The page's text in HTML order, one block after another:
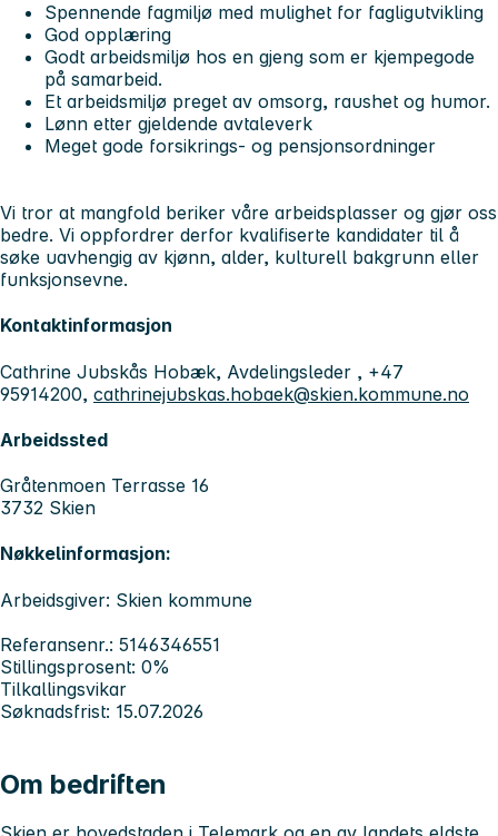
Spennende fagmiljø med mulighet for fagligutvikling
God opplæring
Godt arbeidsmiljø hos en gjeng som er kjempegode
på samarbeid.
Et arbeidsmiljø preget av omsorg, raushet og humor.
Lønn etter gjeldende avtaleverk
Meget gode forsikrings- og pensjonsordninger
Vi tror at mangfold beriker våre arbeidsplasser og gjør oss
bedre. Vi oppfordrer derfor kvalifiserte kandidater til å
søke uavhengig av kjønn, alder, kulturell bakgrunn eller
funksjonsevne.
Kontaktinformasjon
Cathrine Jubskås Hobæk, Avdelingsleder , +47
95914200, cathrinejubskas.hobaek@skien.kommune.no
Arbeidssted
Gråtenmoen Terrasse 16
3732 Skien
Nøkkelinformasjon:
Arbeidsgiver: Skien kommune
Referansenr.: 5146346551
Stillingsprosent: 0%
Tilkallingsvikar
Søknadsfrist: 15.07.2026
Om bedriften